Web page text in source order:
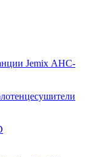
Jemix АНС-